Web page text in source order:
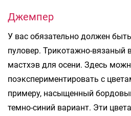
Джемпер
У вас обязательно должен
пуловер. Трикотажно-вязаный
мастхэв для осени. Здесь
поэкспериментировать с
примеру, насыщенный
темно-синий вариант. Эти